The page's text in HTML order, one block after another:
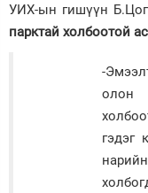
УИХ-ын гишүүн
парктай холбоотой
-
олон
гэдэг